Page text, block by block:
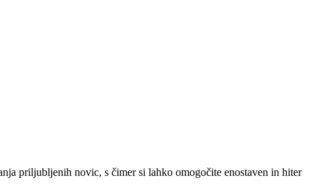
priljubljenih novic, s čimer si lahko omogočite enostaven in hiter